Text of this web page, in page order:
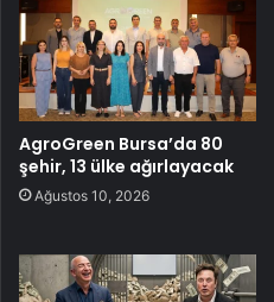
AgroGreen Bursa’da 80
şehir, 13 ülke ağırlayacak
Ağustos 10, 2026